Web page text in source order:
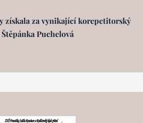
získala za vynikající korepetitorský
Puchelová